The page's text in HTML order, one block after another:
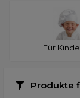
Für
Produkte